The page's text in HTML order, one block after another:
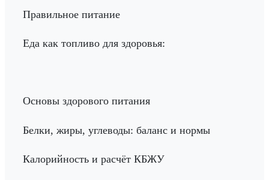
Правильное питание
Еда как топливо для здоровья:
Основы здорового питания
Белки, жиры, углеводы: баланс и нормы
Калорийность и расчёт КБЖУ